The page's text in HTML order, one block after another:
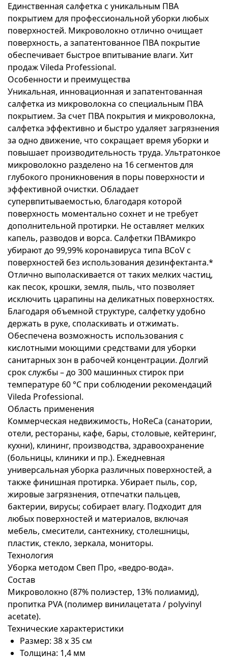
Единственная салфетка с уникальным ПВА
покрытием для профессиональной уборки любых
поверхностей. Микроволокно отлично очищает
поверхность, а запатентованное ПВА покрытие
обеспечивает быстрое впитывание влаги. Хит
продаж Vileda Professional.
Особенности и преимущества
Уникальная, инновационная и запатентованная
салфетка из микроволокна со специальным ПВА
покрытием. За счет ПВА покрытия и микроволокна,
салфетка эффективно и быстро удаляет загрязнения
за одно движение, что сокращает время уборки и
повышает производительность труда. Ультратонкое
микроволокно разделено на 16 сегментов для
глубокого проникновения в поры поверхности и
эффективной очистки. Обладает
супервпитываемостью, благодаря которой
поверхность моментально сохнет и не требует
дополнительной протирки. Не оставляет мелких
капель, разводов и ворса. Салфетки ПВАмикро
убирают до 99,99% коронавируса типа BCoV с
поверхностей без использования дезинфектанта.*
Отлично выполаскивается от таких мелких частиц,
как песок, крошки, земля, пыль, что позволяет
исключить царапины на деликатных поверхностях.
Благодаря объемной структуре, салфетку удобно
держать в руке, споласкивать и отжимать.
Обеспечена возможность использования с
кислотными моющими средствами для уборки
санитарных зон в рабочей концентрации. Долгий
срок службы – до 300 машинных стирок при
температуре 60 °C при соблюдении рекомендаций
Vileda Professional.
Область применения
Коммерческая недвижимость, HoReCa (санатории,
отели, рестораны, кафе, бары, столовые, кейтеринг,
кухни), клининг, производства, здравоохранение
(больницы, клиники и пр.). Ежедневная
универсальная уборка различных поверхностей, а
также финишная протирка. Убирает пыль, сор,
жировые загрязнения, отпечатки пальцев,
бактерии, вирусы; собирает влагу. Подходит для
любых поверхностей и материалов, включая
мебель, смесители, сантехнику, столешницы,
пластик, стекло, зеркала, мониторы.
Технология
Уборка методом Свеп Про, «ведро-вода».
Состав
Микроволокно (87% полиэстер, 13% полиамид),
пропитка PVA (полимер винилацетата / polyvinyl
acetate).
Технические характеристики
Размер: 38 х 35 см
Толщина: 1,4 мм